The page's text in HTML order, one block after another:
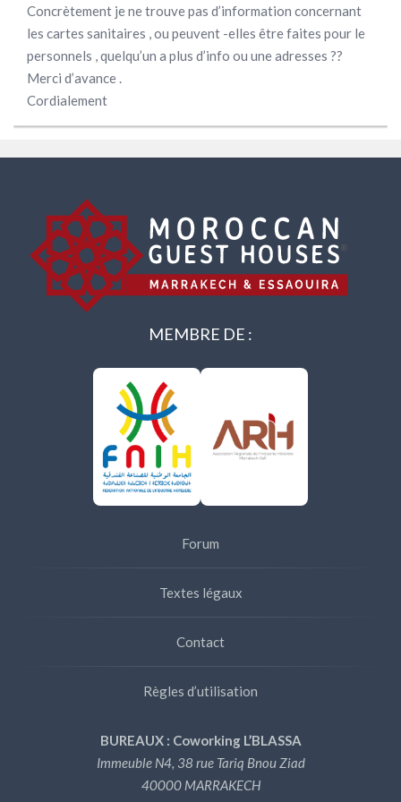
Concrètement je ne trouve pas d’information concernant
les cartes sanitaires , ou peuvent -elles être faites pour le
personnels , quelqu’un a plus d’info ou une adresses ??
Merci d’avance .
Cordialement
MEMBRE DE :
Forum
Textes légaux
Contact
Règles d’utilisation
BUREAUX : Coworking L’BLASSA
Immeuble N4, 38 rue Tariq Bnou Ziad
40000 MARRAKECH